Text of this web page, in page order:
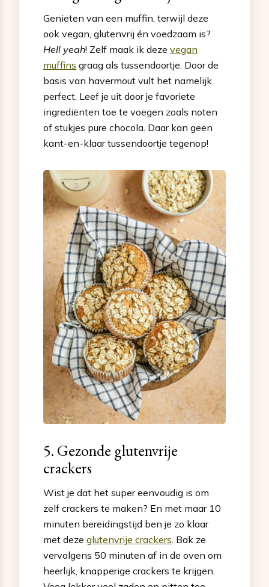
Genieten van een muffin, terwijl deze
ook vegan, glutenvrij én voedzaam is?
Hell yeah! Zelf maak ik deze vegan
muffins graag als tussendoortje. Door de
basis van havermout vult het namelijk
perfect. Leef je uit door je favoriete
ingrediënten toe te voegen zoals noten
of stukjes pure chocola. Daar kan geen
kant-en-klaar tussendoortje tegenop!
5. Gezonde glutenvrije
crackers
Wist je dat het super eenvoudig is om
zelf crackers te maken? En met maar 10
minuten bereidingstijd ben je zo klaar
met deze glutenvrije crackers . Bak ze
vervolgens 50 minuten af in de oven om
heerlijk, knapperige crackers te krijgen.